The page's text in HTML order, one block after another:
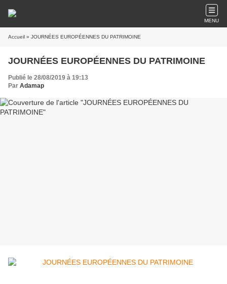
MENU
Accueil » JOURNÉES EUROPÉENNES DU PATRIMOINE
JOURNÉES EUROPÉENNES DU PATRIMOINE
Publié le 28/08/2019 à 19:13
Par Adamap